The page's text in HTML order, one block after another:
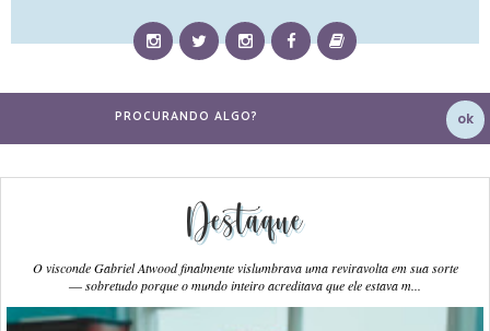
Destaque
O visconde Gabriel Atwood finalmente vislumbrava uma reviravolta em sua sorte
― sobretudo porque o mundo inteiro acreditava que ele estava m...